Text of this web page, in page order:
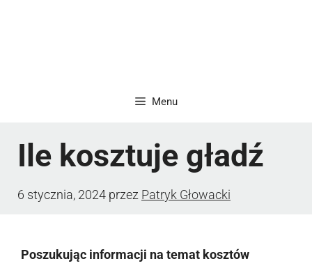
Menu
Ile kosztuje gładź
6 stycznia, 2024 przez Patryk Głowacki
Poszukując informacji na temat kosztów